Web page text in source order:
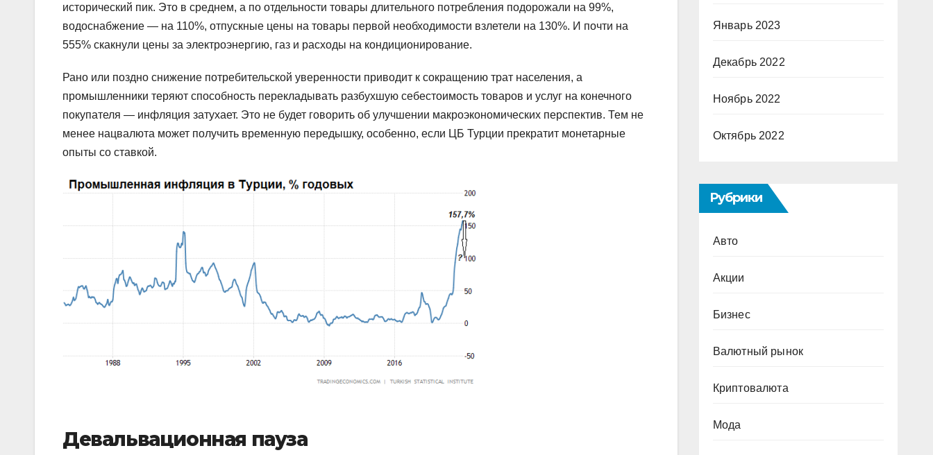
исторический пик. Это в среднем, а по отдельности товары длительного потребления подорожали на 99%,
водоснабжение — на 110%, отпускные цены на товары первой необходимости взлетели на 130%. И почти на
555% скакнули цены за электроэнергию, газ и расходы на кондиционирование.
Рано или поздно снижение потребительской уверенности приводит к сокращению трат населения, а
промышленники теряют способность перекладывать разбухшую себестоимость товаров и услуг на конечного
покупателя — инфляция затухает. Это не будет говорить об улучшении макроэкономических перспектив. Тем не
менее нацвалюта может получить временную передышку, особенно, если ЦБ Турции прекратит монетарные
опыты со ставкой.
Девальвационная пауза
Январь 2023
Декабрь 2022
Ноябрь 2022
Октябрь 2022
Рубрики
Авто
Акции
Бизнес
Валютный рынок
Криптовалюта
Мода